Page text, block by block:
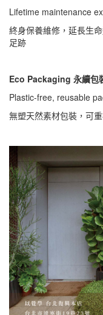
Lifetime maintenance
終身保養維修，延長生
足跡
Eco Packaging 永續包
Plastic-free, reusable
無塑天然素材包裝，可